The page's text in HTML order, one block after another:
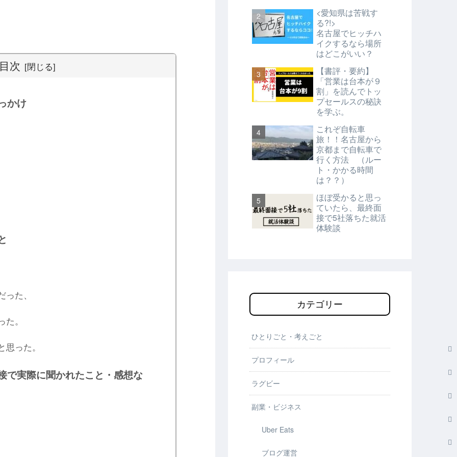
次
かけ
た、
。
った。
で実際に聞かれたこと・感想な
<愛知県は苦戦す
る?!>
名古屋でヒッチハ
イクするなら場所
はどこがいい？
【書評・要約】
「営業は台本が９
割」を読んでトッ
プセールスの秘訣
を学ぶ。
これぞ自転車
旅！！名古屋から
京都まで自転車で
行く方法 （ルー
ト・かかる時間
は？？）
ほぼ受かると思っ
ていたら、最終面
接で5社落ちた就活
体験談
カテゴリー
ひとりごと・考えごと
プロフィール
ラグビー
副業・ビジネス
Uber Eats
ブログ運営